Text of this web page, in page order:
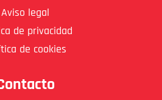
Aviso legal
de privacidad
de cookies